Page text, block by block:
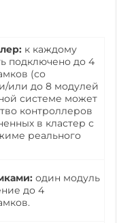
к каждому
подключено до 4
(со
или до 8 модулей
системе может
контроллеров
в кластер с
реального
один модуль
до 4